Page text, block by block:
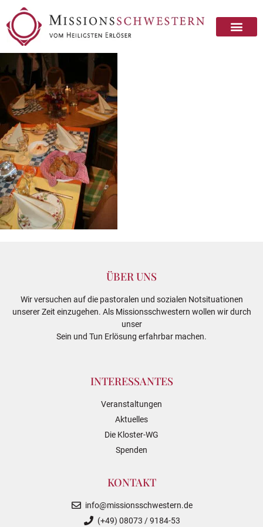
ÜBER UNS
Wir versuchen auf die pastoralen und sozialen Notsituationen
unserer Zeit einzugehen. Als Missionsschwestern wollen wir durch
unser
Sein und Tun Erlösung erfahrbar machen.
INTERESSANTES
Veranstaltungen
Aktuelles
Die Kloster-WG
Spenden
KONTAKT
info@missionsschwestern.de
(+49) 08073 / 9184-53